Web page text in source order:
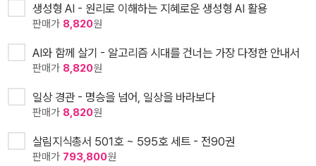
생성형 AI - 원리로 이해하는 지혜로운 생성형 AI 활용
판매가 8,820원
AI와 함께 살기 - 알고리즘 시대를 건너는 가장 다정한 안내서
판매가 8,820원
일상 경관 - 명승을 넘어, 일상을 바라보다
판매가 8,820원
살림지식총서 501호 ~ 595호 세트 - 전90권
판매가 793,800원